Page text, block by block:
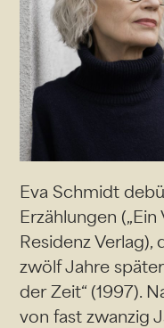
Eva Schmidt
Erzählungen
Residenz
zwölf Jahre
der Zeit“ (1997).
von fast zwanzig